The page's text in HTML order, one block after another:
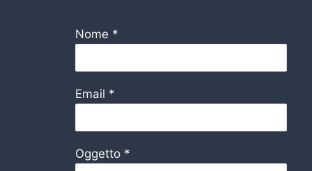
Nome *
Email *
Oggetto *